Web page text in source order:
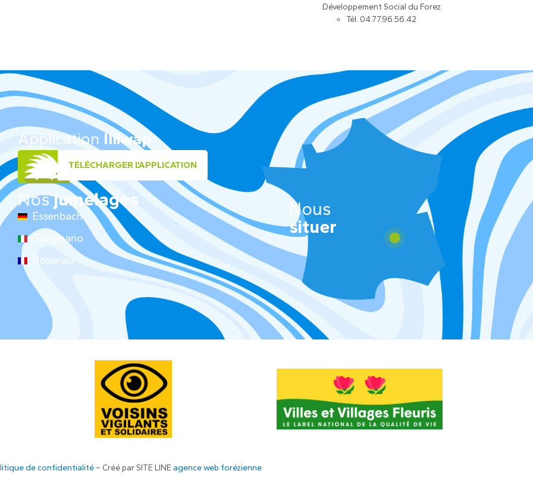
Développement Social du Forez.
Tél. 04.77.96.56.42
ApplicationIlliwap
TÉLÉCHARGER L'APPLICATION
Nosjumelages
Essenbach
Savignano
Rosenau
Nous
situer
de confidentialité– Créé par SITE LINE agence web forézienne